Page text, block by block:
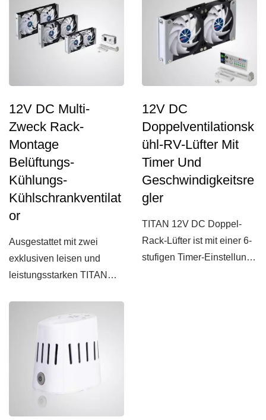
12V DC Multi-
Zweck Rack-
Montage
Belüftungs-
Kühlungs-
Kühlschrankventilat
Or
Ausgestattet mit zwei
exklusiven leisen und
leistungsstarken TITAN
12V DC
Doppelventilationsk
Ühl-RV-Lüfter Mit
Timer Und
Geschwindigkeitsre
Gler
TITAN 12V DC Doppel-
Rack-Lüfter ist mit einer 6-
stufigen Timer-Einstellung